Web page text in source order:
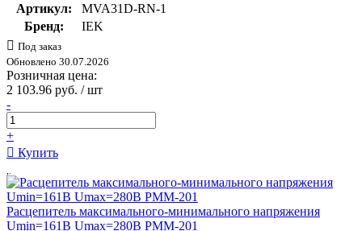
Артикул:
MVA31D-RN-1
Бренд:
IEK
Под заказ
Обновлено 30.07.2026
Розничная цена:
2 103.96 руб. / шт
-
+
Купить
Расцепитель максимального-минимального напряжения
Umin=161В Umax=280В РММ-201